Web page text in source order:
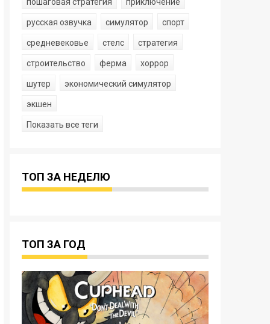
пошаговая стратегия приключение
русская озвучка симулятор спорт
средневековье стелс стратегия
строительство ферма хоррор
шутер экономический симулятор
экшен
Показать все теги
ТОП ЗА НЕДЕЛЮ
ТОП ЗА ГОД